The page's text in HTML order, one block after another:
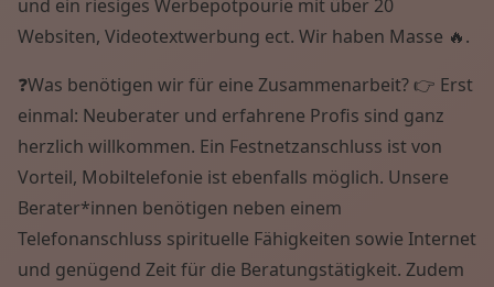
und ein riesiges Werbepotpourie mit über 20
Websiten, Videotextwerbung ect. Wir haben Masse 🔥.
❓Was benötigen wir für eine Zusammenarbeit? 👉 Erst
einmal: Neuberater und erfahrene Profis sind ganz
herzlich willkommen. Ein Festnetzanschluss ist von
Vorteil, Mobiltelefonie ist ebenfalls möglich. Unsere
Berater*innen benötigen neben einem
Telefonanschluss spirituelle Fähigkeiten sowie Internet
und genügend Zeit für die Beratungstätigkeit. Zudem